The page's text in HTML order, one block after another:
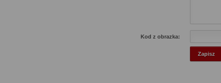
Kod z obrazka: